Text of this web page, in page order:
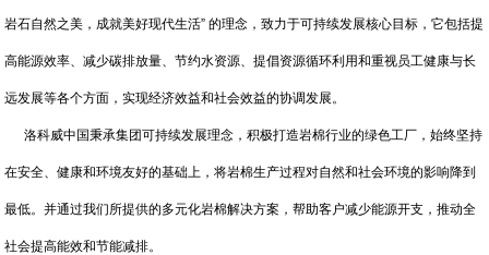
岩石自然之美，成就美好现代生活” 的理念，致力于可持续发展核心目标，它包括提
高能源效率、减少碳排放量、节约水资源、提倡资源循环利用和重视员工健康与长
远发展等各个方面，实现经济效益和社会效益的协调发展。
洛科威中国秉承集团可持续发展理念，积极打造岩棉行业的绿色工厂，始终坚持
在安全、健康和环境友好的基础上，将岩棉生产过程对自然和社会环境的影响降到
最低。并通过我们所提供的多元化岩棉解决方案，帮助客户减少能源开支，推动全
社会提高能效和节能减排。